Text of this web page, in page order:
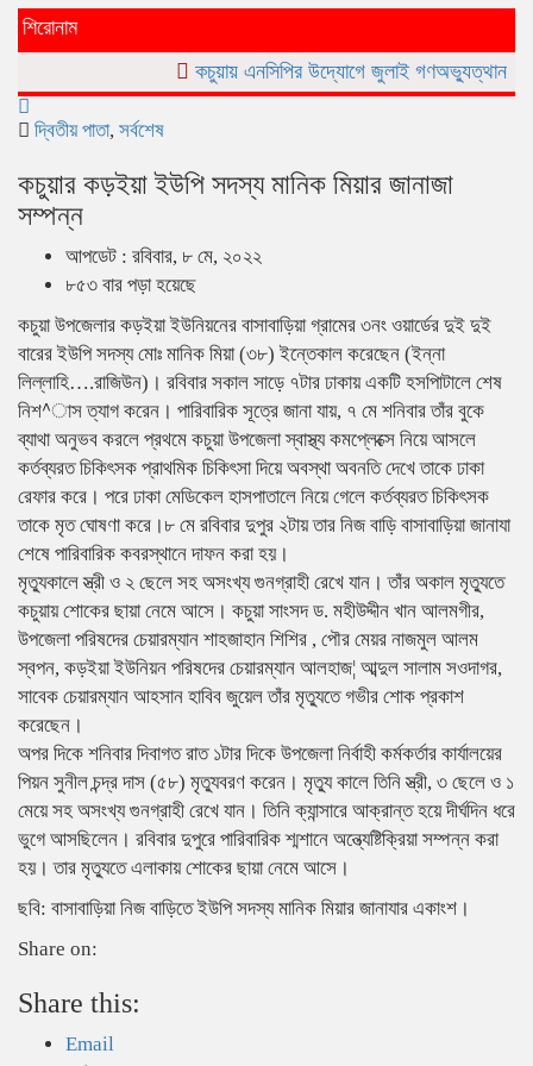
শিরোনাম
কচুয়ায় এনসিপির উদ্যোগে জুলাই গণঅভ্যুত্থান দিবসে র‌্যালি ও
দ্বিতীয় পাতা, সর্বশেষ
কচুয়ার কড়ইয়া ইউপি সদস্য মানিক মিয়ার জানাজা
সম্পন্ন
আপডেট : রবিবার, ৮ মে, ২০২২
৮৫৩ বার পড়া হয়েছে
কচুয়া উপজেলার কড়ইয়া ইউনিয়নের বাসাবাড়িয়া গ্রামের ৩নং ওয়ার্ডের দুই দুই
বারের ইউপি সদস্য মোঃ মানিক মিয়া (৩৮) ইন্তেকাল করেছেন (ইন্না
লিল্লাহি….রাজিউন)। রবিবার সকাল সাড়ে ৭টার ঢাকায় একটি হসপিাটালে শেষ
নিশ^াস ত্যাগ করেন। পারিবারিক সূত্রে জানা যায়, ৭ মে শনিবার তাঁর বুকে
ব্যাথা অনুভব করলে প্রথমে কচুয়া উপজেলা স্বাস্থ্য কমপ্লেক্সে নিয়ে আসলে
কর্তব্যরত চিকিৎসক প্রাথমিক চিকিৎসা দিয়ে অবস্থা অবনতি দেখে তাকে ঢাকা
রেফার করে। পরে ঢাকা মেডিকেল হাসপাতালে নিয়ে গেলে কর্তব্যরত চিকিৎসক
তাকে মৃত ঘোষণা করে।৮ মে রবিবার দুপুর ২টায় তার নিজ বাড়ি বাসাবাড়িয়া জানাযা
শেষে পারিবারিক কবরস্থানে দাফন করা হয়।
মৃত্যুকালে স্ত্রী ও ২ ছেলে সহ অসংখ্য গুনগ্রাহী রেখে যান। তাঁর অকাল মৃত্যুতে
কচুয়ায় শোকের ছায়া নেমে আসে। কচুয়া সাংসদ ড. মহীউদ্দীন খান আলমগীর,
উপজেলা পরিষদের চেয়ারম্যান শাহজাহান শিশির , পৌর মেয়র নাজমুল আলম
স্বপন, কড়ইয়া ইউনিয়ন পরিষদের চেয়ারম্যান আলহাজ¦ আব্দুল সালাম সওদাগর,
সাবেক চেয়ারম্যান আহসান হাবিব জুয়েল তাঁর মৃত্যুতে গভীর শোক প্রকাশ
করেছেন।
অপর দিকে শনিবার দিবাগত রাত ১টার দিকে উপজেলা নির্বাহী কর্মকর্তার কার্যালয়ের
পিয়ন সুনীল চন্দ্র দাস (৫৮) মৃত্যুবরণ করেন। মৃত্যু কালে তিনি স্ত্রী, ৩ ছেলে ও ১
মেয়ে সহ অসংখ্য গুনগ্রাহী রেখে যান। তিনি ক্যান্সারে আক্রান্ত হয়ে দীর্ঘদিন ধরে
ভুগে আসছিলেন। রবিবার দুপুরে পারিবারিক শ্মশানে অন্ত্যেষ্টিক্রিয়া সম্পন্ন করা
হয়। তার মৃত্যুতে এলাকায় শোকের ছায়া নেমে আসে।
ছবি: বাসাবাড়িয়া নিজ বাড়িতে ইউপি সদস্য মানিক মিয়ার জানাযার একাংশ।
Share on:
Share this:
Email